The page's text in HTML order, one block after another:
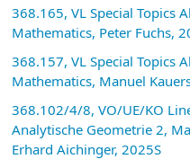
368.165, VL Special Topics
Mathematics, Peter Fuchs,
368.157, VL Special Topics
Mathematics, Manuel
368.102/4/8, VO/UE/KO
Analytische Geometrie 2,
Erhard Aichinger, 2025S